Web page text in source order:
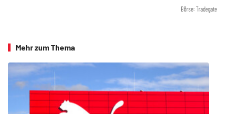
Börse: Tradegate
Mehr zum Thema